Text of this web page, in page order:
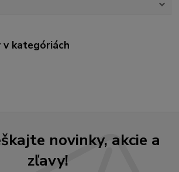
v kategóriách
novinky, akcie a
zľavy!